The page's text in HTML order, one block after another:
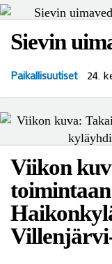
Sievin
Paikallisuutiset 24.
Viikon